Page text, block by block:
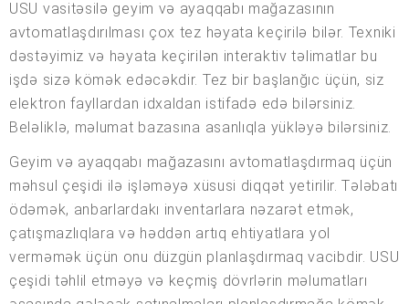
USU vasitəsilə geyim və ayaqqabı mağazasının
avtomatlaşdırılması çox tez həyata keçirilə bilər. Texniki
dəstəyimiz və həyata keçirilən interaktiv təlimatlar bu
işdə sizə kömək edəcəkdir. Tez bir başlanğıc üçün, siz
elektron fayllardan idxaldan istifadə edə bilərsiniz.
Beləliklə, məlumat bazasına asanlıqla yükləyə bilərsiniz.
Geyim və ayaqqabı mağazasını avtomatlaşdırmaq üçün
məhsul çeşidi ilə işləməyə xüsusi diqqət yetirilir. Tələbatı
ödəmək, anbarlardakı inventarlara nəzarət etmək,
çatışmazlıqlara və həddən artıq ehtiyatlara yol
verməmək üçün onu düzgün planlaşdırmaq vacibdir. USU
çeşidi təhlil etməyə və keçmiş dövrlərin məlumatları